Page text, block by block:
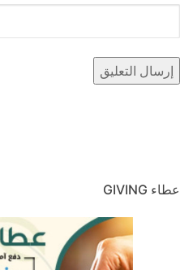
عطاء GIVING